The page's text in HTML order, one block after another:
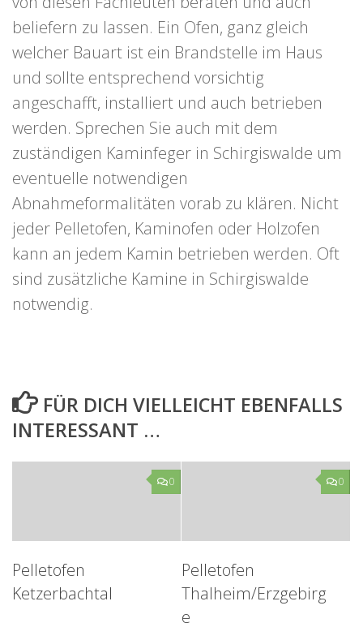
beliefern zu lassen. Ein Ofen, ganz gleich
welcher Bauart ist ein Brandstelle im Haus
und sollte entsprechend vorsichtig
angeschafft, installiert und auch betrieben
werden. Sprechen Sie auch mit dem
zuständigen Kaminfeger in Schirgiswalde um
eventuelle notwendigen
Abnahmeformalitäten vorab zu klären. Nicht
jeder Pelletofen, Kaminofen oder Holzofen
kann an jedem Kamin betrieben werden. Oft
sind zusätzliche Kamine in Schirgiswalde
notwendig.
FÜR DICH VIELLEICHT EBENFALLS
INTERESSANT …
0
Pelletofen
Ketzerbachtal
0
Pelletofen
Thalheim/Erzgebirg
e